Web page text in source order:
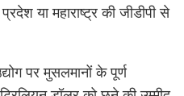
या महाराष्ट्र की जीडीपी से
पर मुसलमानों के पूर्ण